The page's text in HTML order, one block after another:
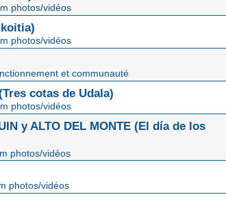
photos/vidéos
photos/vidéos
et communauté
cotas de Udala)
photos/vidéos
y ALTO DEL MONTE (El día de los
photos/vidéos
photos/vidéos